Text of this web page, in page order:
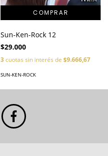
Sun-Ken-Rock 12
$29.000
3cuotas sin interés de $9.666,67
SUN-KEN-ROCK